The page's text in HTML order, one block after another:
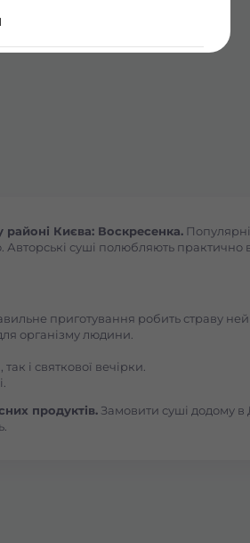
МасивКиєва: Воскресенка.
суші полюбляють практично
приготування робить страву
організму людини.
і святкової вечірки.
продуктів. Замовити суші додому в